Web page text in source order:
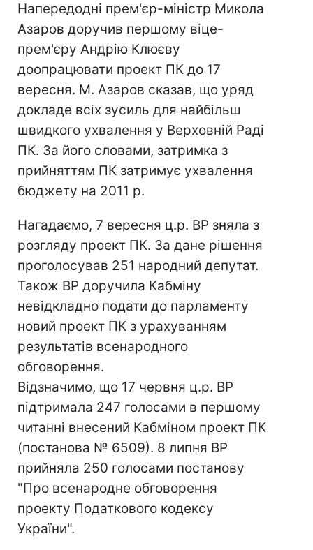
Напередодні прем'єр-міністр Микола
Азаров доручив першому віце-
прем'єру Андрію Клюєву
доопрацювати проект ПК до 17
вересня. М. Азаров сказав, що уряд
докладе всіх зусиль для найбільш
швидкого ухвалення у Верховній Раді
ПК. За його словами, затримка з
прийняттям ПК затримує ухвалення
бюджету на 2011 р.
Нагадаємо, 7 вересня ц.р. ВР зняла з
розгляду проект ПК. За дане рішення
проголосував 251 народний депутат.
Також ВР доручила Кабміну
невідкладно подати до парламенту
новий проект ПК з урахуванням
результатів всенародного
обговорення.
Відзначимо, що 17 червня ц.р. ВР
підтримала 247 голосами в першому
читанні внесений Кабміном проект ПК
(постанова № 6509). 8 липня ВР
прийняла 250 голосами постанову
"Про всенародне обговорення
проекту Податкового кодексу
України".